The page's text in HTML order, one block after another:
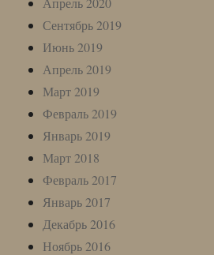
Сентябрь 2019
Июнь 2019
Апрель 2019
Март 2019
Февраль 2019
Январь 2019
Март 2018
Февраль 2017
Январь 2017
Декабрь 2016
Ноябрь 2016